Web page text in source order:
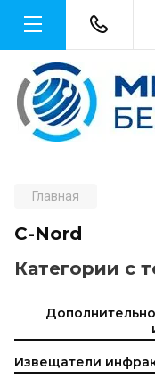
Главная
C-Nord
Категории с
Извещатели